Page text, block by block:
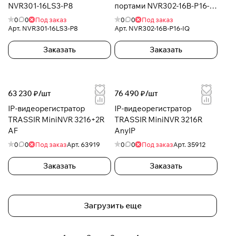
NVR301-16LS3-P8
0 0
Под заказ
Арт. NVR301-16LS3-P8
Заказать
портами NVR302-16B-P16-
IQ0 0
Под заказ
Арт. NVR302-16B-P16-IQ
Заказать
63 230 ₽/шт
IP-видеорегистратор
TRASSIR MiniNVR 3216+2R
AF
0 0 Под заказАрт.63919
Заказать
76 490 ₽/шт
IP-видеорегистратор
TRASSIR MiniNVR 3216R
AnyIP
0 0 Под заказАрт.35912
Заказать
Загрузить еще